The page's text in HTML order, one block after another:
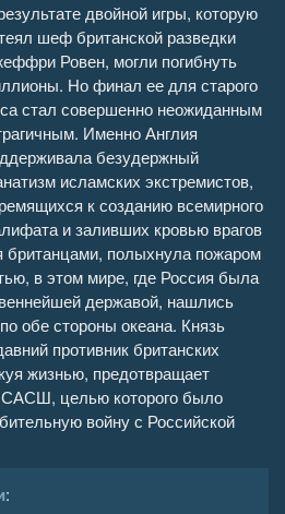
двойной игры, которую
шеф британской разведки
Ровен, могли погибнуть
Но финал ее для старого
стал совершенно неожиданным
Именно Англия
безудержный
исламских экстремистов,
к созданию всемирного
и заливших кровью врагов
полыхнула пожаром
в этом мире, где Россия была
державой, нашлись
обе стороны океана. Князь
противник британских
жизнью, предотвращает
САСШ, целью которого было
войну с Российской
: